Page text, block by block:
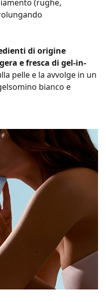
(rughe,
di origine
e fresca di gel-in-
pelle e la avvolge in un
bianco e